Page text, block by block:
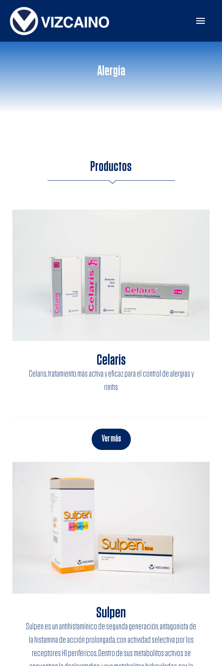
Alergia
Productos
Celaris
Celaris, tratamiento más activa y eficaz para el control de alergias y
rinitis
Ver más
Sulpen
Sulpen es un antihistamínico de segunda generación, antagonista de
la histamina de acción prolongada, con actividad selectiva por los
receptores H1 periféricos. Dentro de sus metabolitos activos se